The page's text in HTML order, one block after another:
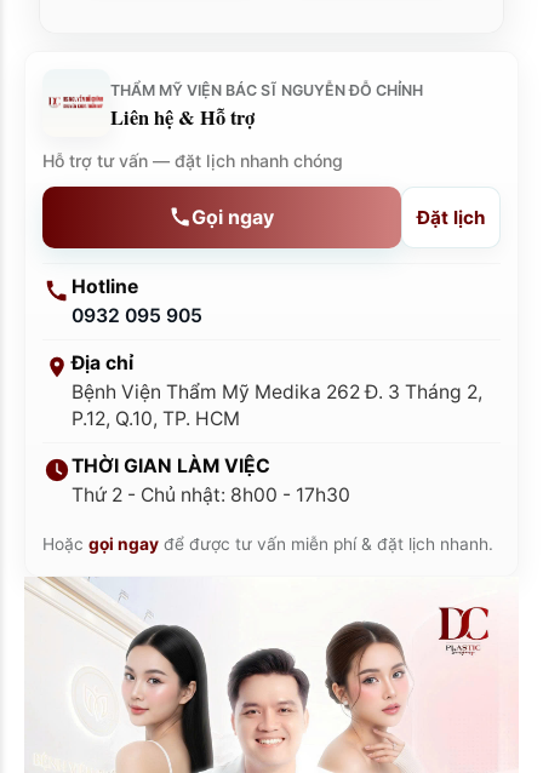
THẨM MỸ VIỆN BÁC SĨ NGUYỄN ĐỖ CHỈNH
Liên hệ & Hỗ trợ
Hỗ trợ tư vấn — đặt lịch nhanh chóng
Gọi ngay Đặt lịch
Hotline
0932 095 905
Địa chỉ
Bệnh Viện Thẩm Mỹ Medika 262 Đ. 3 Tháng 2,
P.12, Q.10, TP. HCM
THỜI GIAN LÀM VIỆC
Thứ 2 - Chủ nhật: 8h00 - 17h30
Hoặc gọi ngay để được tư vấn miễn phí & đặt lịch nhanh.